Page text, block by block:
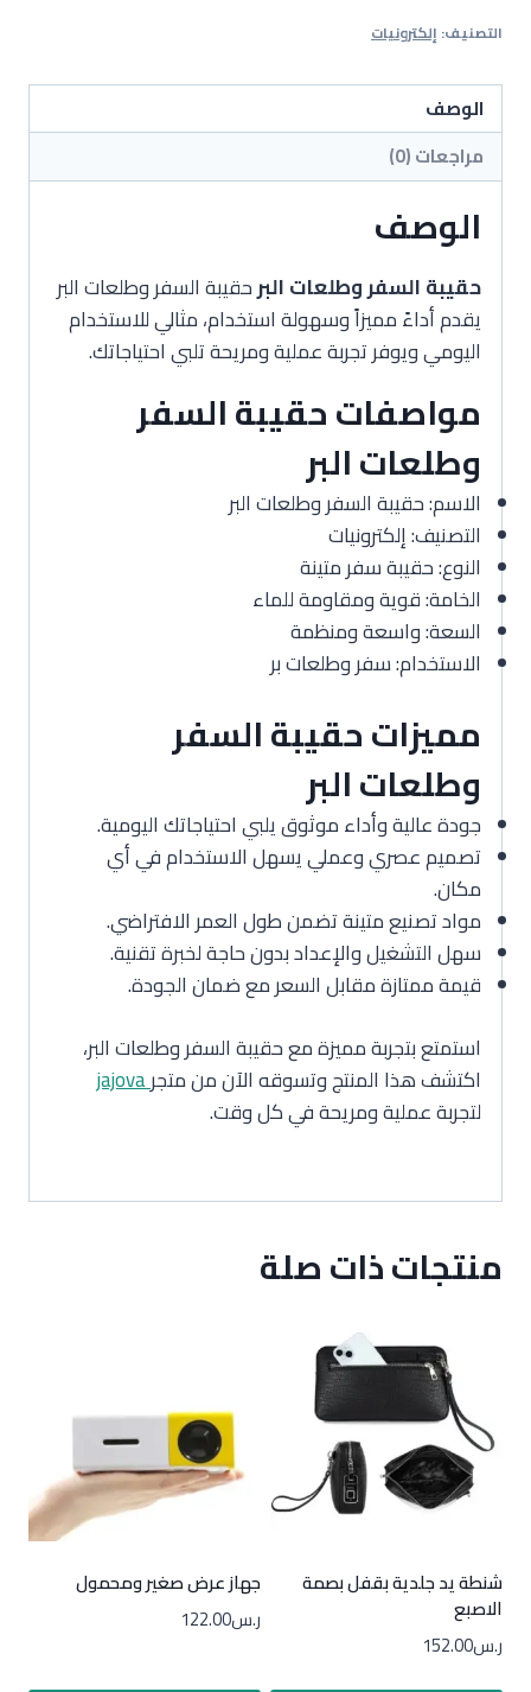
وطلعات
البر
التصنيف: إلكترونيات
الوصف
مراجعات (0)
الوصف
حقيبة السفر وطلعات البرحقيبة السفر وطلعات البر
يقدم أداءً مميزاً وسهولة استخدام، مثالي للاستخدام
اليومي ويوفر تجربة عملية ومريحة تلبي احتياجاتك.
مواصفات حقيبة السفر
وطلعات البر
الاسم: حقيبة السفر وطلعات البر
التصنيف: إلكترونيات
النوع: حقيبة سفر متينة
الخامة: قوية ومقاومة للماء
السعة: واسعة ومنظمة
الاستخدام: سفر وطلعات بر
مميزات حقيبة السفر
وطلعات البر
جودة عالية وأداء موثوق يلبي احتياجاتك اليومية.
تصميم عصري وعملي يسهل الاستخدام في أي
مكان.
مواد تصنيع متينة تضمن طول العمر الافتراضي.
سهل التشغيل والإعداد بدون حاجة لخبرة تقنية.
قيمة ممتازة مقابل السعر مع ضمان الجودة.
استمتع بتجربة مميزة مع حقيبة السفر وطلعات البر،
اكتشف هذا المنتج وتسوقه الآن من متجرjajova
لتجربة عملية ومريحة في كل وقت.
منتجات ذات صلة
شنطة يد جلدية بقفل بصمة
الاصبع
ر.س152.00
جهاز عرض صغير ومحمول
ر.س122.00